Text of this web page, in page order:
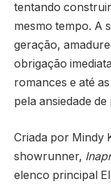
tentando
mesmo tempo. A
geração,
obrigação
romances e até
pela ansiedade
Criada por Mindy
showrunner,
elenco principal